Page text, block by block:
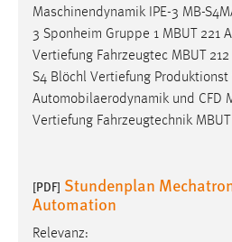
Maschinendynamik IPE-3 MB-
3 Sponheim Gruppe 1 MBUT 221
Vertiefung Fahrzeugtec MBUT
S4 Blöchl Vertiefung Produktionst
Automobilaerodynamik und CFD
Vertiefung Fahrzeugtechnik
[PDF] Stundenplan
Automation
Relevanz:
Cookie Laufzeit:
3 Monate
EXTERNE MEDIEN
Um Inhalte von
YouTube